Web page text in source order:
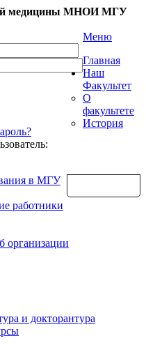
медицины МНОИ МГУ
Меню
Главная
Наш
Факультет
О
факультете
История
в МГУ
работники
организации
и докторантура